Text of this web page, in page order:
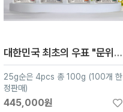
대한민국 최초의 우표 "문위우표" 컬렉션
25g순은 4pcs 총 100g (100개 한
정판매)
445,000원